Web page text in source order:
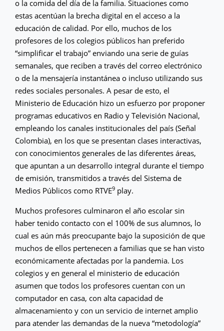
o la comida del día de la familia. Situaciones como
estas acentúan la brecha digital en el acceso a la
educación de calidad. Por ello, muchos de los
profesores de los colegios públicos han preferido
“simplificar el trabajo” enviando una serie de guías
semanales, que reciben a través del correo electrónico
o de la mensajería instantánea o incluso utilizando sus
redes sociales personales. A pesar de esto, el
Ministerio de Educación hizo un esfuerzo por proponer
programas educativos en Radio y Televisión Nacional,
empleando los canales institucionales del país (Señal
Colombia), en los que se presentan clases interactivas,
con conocimientos generales de las diferentes áreas,
que apuntan a un desarrollo integral durante el tiempo
de emisión, transmitidos a través del Sistema de
Medios Públicos como RTVE9 play.
Muchos profesores culminaron el año escolar sin
haber tenido contacto con el 100% de sus alumnos, lo
cual es aún más preocupante bajo la suposición de que
muchos de ellos pertenecen a familias que se han visto
económicamente afectadas por la pandemia. Los
colegios y en general el ministerio de educación
asumen que todos los profesores cuentan con un
computador en casa, con alta capacidad de
almacenamiento y con un servicio de internet amplio
para atender las demandas de la nueva “metodología”